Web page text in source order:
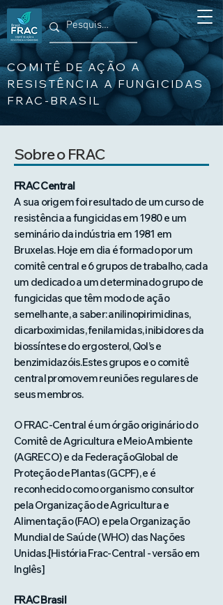
COMITÊ DE AÇÃO A
RESISTÊNCIA A FUNGICIDAS
FRAC-BRASIL
Sobre o FRAC
FRAC Central
A sua origem foi resultado de um curso de
resistência a fungicidas em 1980 e um
seminário da indústria em 1981 em
Bruxelas. Hoje em dia é formado por um
comitê central e 6 grupos de trabalho, cada
um dedicado a um determinado grupo de
fungicidas que têm modo de ação
semelhante, a saber: anilinopirimidinas,
dicarboximidas, fenilamidas, inibidores da
biossíntese do ergosterol, QoI’s e
benzimidazóis.Estes grupos e o comitê
central promovem reuniões regulares de
seus membros.
O FRAC-Central é um órgão originário do
Comitê de Agricultura e Meio Ambiente
(AGRECO) e da FederaçãoGlobal de
Proteção de Plantas (GCPF), e é
reconhecido como organismo consultor
pela Organização de Agricultura e
Alimentação (FAO) e pela Organização
Mundial de Saúde (WHO) das Nações
Unidas.[História Frac-Central - versão em
Inglês]
FRAC Brasil